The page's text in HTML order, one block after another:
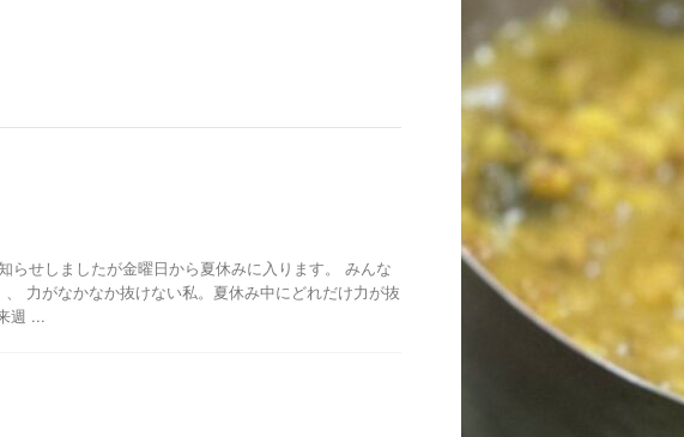
らせしましたが金曜日から夏休みに入ります。 みんな
力がなかなか抜けない私。夏休み中にどれだけ力が抜
週 ...